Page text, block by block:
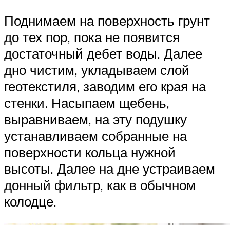
Поднимаем на поверхность грунт
до тех пор, пока не появится
достаточный дебет воды. Далее
дно чистим, укладываем слой
геотекстиля, заводим его края на
стенки. Насыпаем щебень,
выравниваем, на эту подушку
устанавливаем собранные на
поверхности кольца нужной
высоты. Далее на дне устраиваем
донный фильтр, как в обычном
колодце.